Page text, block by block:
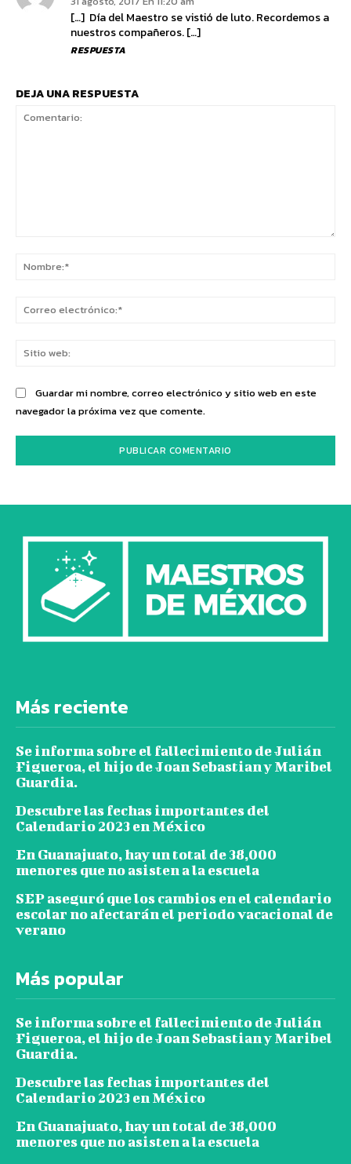
[…] Día del Maestro se vistió de luto. Recordemos a
nuestros compañeros. […]
RESPUESTA
DEJA UNA RESPUESTA
Guardar mi nombre, correo electrónico y sitio web en este
navegador la próxima vez que comente.
Más reciente
Se informa sobre el fallecimiento de Julián
Figueroa, el hijo de Joan Sebastian y Maribel
Guardia.
Descubre las fechas importantes del
Calendario 2023 en México
En Guanajuato, hay un total de 38,000
menores que no asisten a la escuela
SEP aseguró que los cambios en el calendario
escolar no afectarán el periodo vacacional de
verano
Más popular
Se informa sobre el fallecimiento de Julián
Figueroa, el hijo de Joan Sebastian y Maribel
Guardia.
Descubre las fechas importantes del
Calendario 2023 en México
En Guanajuato, hay un total de 38,000
menores que no asisten a la escuela